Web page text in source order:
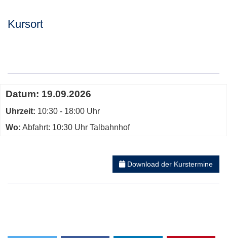
Kursort
Termine
zum
diesen
Kurs
Datum: 19.09.2026
Uhrzeit: 10:30 - 18:00 Uhr
Wo: Abfahrt: 10:30 Uhr Talbahnhof
Download der Kurstermine